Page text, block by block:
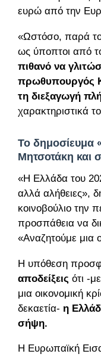
ευρώ από την
«Ωστόσο, παρά το
ως ύποπτοι από
πιθανό να
πρωθυπουργός
τη διεξαγωγή
χαρακτηριστικά
Το δημοσίευμα
Μητσοτάκη
«Η Ελλάδα του
αλλά αλήθειες»,
κοινοβούλιο την
προσπάθεια να
«Αναζητούμε μια
Η υπόθεση
αποδείξεις ότι -
μια οικονομική
δεκαετία- η
σήψη.
Η Ευρωπαϊκή